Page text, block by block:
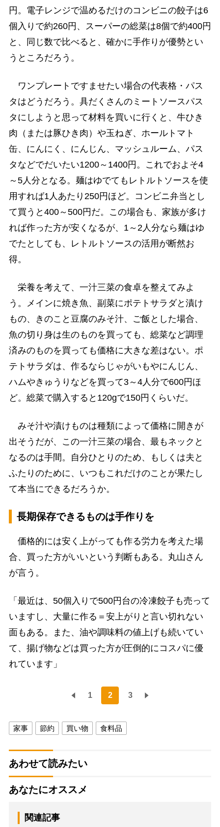
円。電子レンジで温めるだけのコンビニの餃子は6
個入りで約260円、スーパーの総菜は8個で約400円
と、同じ数で比べると、確かに手作りが優勢とい
うところだろう。
ワンプレートですませたい場合の代表格・パス
タはどうだろう。具だくさんのミートソースパス
タにしようと思って材料を買いに行くと、牛ひき
肉（または豚ひき肉）や玉ねぎ、ホールトマト
缶、にんにく、にんじん、マッシュルーム、パス
タなどでだいたい1200～1400円。これでおよそ4
～5人分となる。麺はゆでてもレトルトソースを使
用すれば1人あたり250円ほど。コンビニ弁当とし
て買うと400～500円だ。この場合も、家族が多け
れば作った方が安くなるが、1～2人分なら麺はゆ
でたとしても、レトルトソースの活用が断然お
得。
栄養を考えて、一汁三菜の食卓を整えてみよ
う。メインに焼き魚、副菜にポテトサラダと漬け
もの、きのこと豆腐のみそ汁、ご飯とした場合、
魚の切り身は生のものを買っても、総菜など調理
済みのものを買っても価格に大きな差はない。ポ
テトサラダは、作るならじゃがいもやにんじん、
ハムやきゅうりなどを買って3～4人分で600円ほ
ど。総菜で購入すると120gで150円くらいだ。
みそ汁や漬けものは種類によって価格に開きが
出そうだが、この一汁三菜の場合、最もネックと
なるのは手間。自分ひとりのため、もしくは夫と
ふたりのために、いつもこれだけのことが果たし
て本当にできるだろうか。
長期保存できるものは手作りを
価格的には安く上がっても作る労力を考えた場
合、買った方がいいという判断もある。丸山さん
が言う。
「最近は、50個入りで500円台の冷凍餃子も売って
いますし、大量に作る＝安上がりと言い切れない
面もある。また、油や調味料の値上げも続いてい
て、揚げ物などは買った方が圧倒的にコスパに優
れています」
1 2 3
家事 節約 買い物 食料品
あわせて読みたい
あなたにオススメ
関連記事